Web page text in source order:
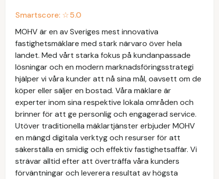
Smartscore: ☆5.0
MOHV är en av Sveriges mest innovativa
fastighetsmäklare med stark närvaro över hela
landet. Med vårt starka fokus på kundanpassade
lösningar och en modern marknadsföringsstrategi
hjälper vi våra kunder att nå sina mål, oavsett om de
köper eller säljer en bostad. Våra mäklare är
experter inom sina respektive lokala områden och
brinner för att ge personlig och engagerad service.
Utöver traditionella mäklartjänster erbjuder MOHV
en mängd digitala verktyg och resurser för att
säkerställa en smidig och effektiv fastighetsaffär. Vi
strävar alltid efter att överträffa våra kunders
förväntningar och leverera resultat av högsta